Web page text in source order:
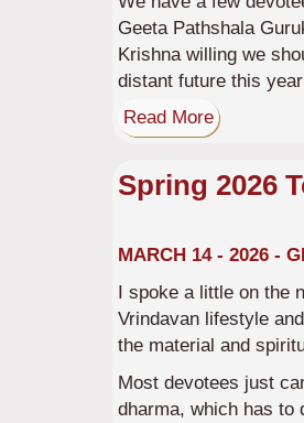
Geeta Pathshala
Krishna willing we
distant future this
Read More
Spring 2026
MARCH 14 - 2026 -
I spoke a little on the
Vrindavan lifestyle
the material and
Most devotees just
dharma, which has to